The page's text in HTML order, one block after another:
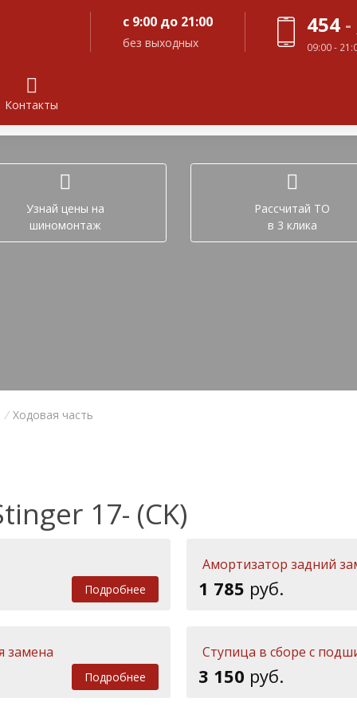
454 -
09:00 -
с 9:00 до 21:00
без выходных
Контакты
Узнай цены на
шиномонтаж
Рассчитай ТО
в 3 клика
/ Ходовая часть
17- (CK)
Подробнее
Амортизатор задний
1 785 руб.
замена
Подробнее
Ступица в сборе с
3 150 руб.